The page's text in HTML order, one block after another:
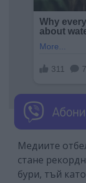
Медиите
стане
бури, тъй